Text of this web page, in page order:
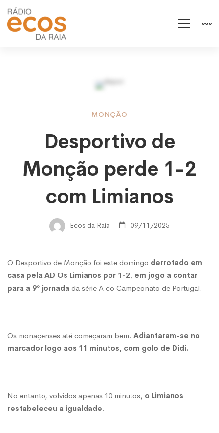
Desportivo
de
Monção
perde
1-
2
Limianos
MONÇÃO
Desportivo de
Monção perde 1-2
com Limianos
Ecos da Raia 09/11/2025
O Desportivo de Monção foi este domingo derrotado em
casa pela AD Os Limianos por 1-2, em jogo a contar
para a 9º jornada da série A do Campeonato de Portugal.
Os monaçenses até começaram bem. Adiantaram-se no
marcador logo aos 11 minutos, com golo de Didi.
No entanto, volvidos apenas 10 minutos, o Limianos
restabeleceu a igualdade.